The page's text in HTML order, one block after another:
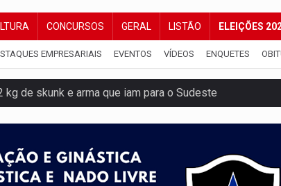
CONCURSOS GERAL LISTÃO ELEIÇÕES
EMPRESARIAIS EVENTOS VÍDEOS ENQUETES
de skunk e arma que iam para o Sudeste
armas e drogas após crime de tortur@
Nós será apresentado na capital
em frente de academia